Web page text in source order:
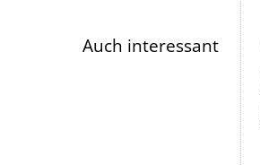
Auch interessant